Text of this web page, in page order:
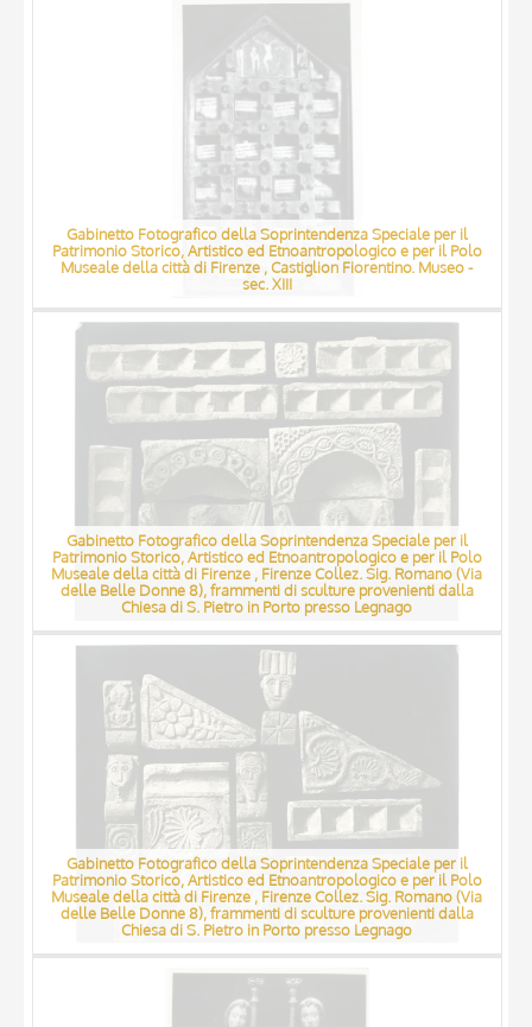
Gabinetto Fotografico della Soprintendenza Speciale per il
Patrimonio Storico, Artistico ed Etnoantropologico e per il Polo
Museale della città di Firenze , Castiglion Fiorentino. Museo -
sec. XIII
Gabinetto Fotografico della Soprintendenza Speciale per il
Patrimonio Storico, Artistico ed Etnoantropologico e per il Polo
Museale della città di Firenze , Firenze Collez. Sig. Romano (Via
delle Belle Donne 8), frammenti di sculture provenienti dalla
Chiesa di S. Pietro in Porto presso Legnago
Gabinetto Fotografico della Soprintendenza Speciale per il
Patrimonio Storico, Artistico ed Etnoantropologico e per il Polo
Museale della città di Firenze , Firenze Collez. Sig. Romano (Via
delle Belle Donne 8), frammenti di sculture provenienti dalla
Chiesa di S. Pietro in Porto presso Legnago